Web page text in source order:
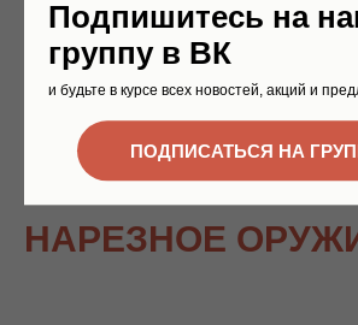
НАРЕЗНОЕ
Подпишитесь на
группу в ВК
и будьте в курсе всех новостей, акций и
ПОДПИСАТЬСЯ НА